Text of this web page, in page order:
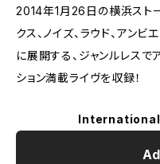
2014年1月26日の横浜スト
クス、ノイズ、ラウド、アンビ
に展開する、ジャンルレスで
ション満載ライヴを収録！